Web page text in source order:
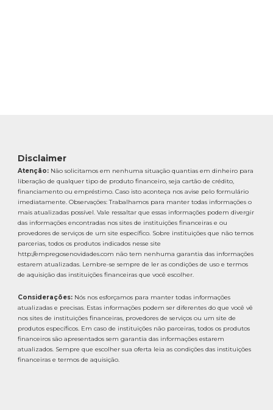
Disclaimer
Atenção: Não solicitamos em nenhuma situação quantias em dinheiro para
liberação de qualquer tipo de produto financeiro, seja cartão de crédito,
financiamento ou empréstimo. Caso isto aconteça nos avise pelo formulário
imediatamente. Observações: Trabalhamos para manter todas informações o
mais atualizadas possível. Vale ressaltar que essas informações podem divergir
das informações encontradas nos sites de instituições financeiras e ou
provedores de serviços de um site específico. Sobre instituições que não temos
parcerias, todos os produtos indicados nesse site
http://empregosenovidades.com não tem nenhuma garantia das informações
estarem atualizadas. Lembre-se sempre de ler as condições de uso e termos
de aquisição das instituições financeiras que você escolher.
Considerações: Nós nos esforçamos para manter todas informações
atualizadas e precisas. Estas informações podem ser diferentes do que você vê
nos sites de instituições financeiras, provedores de serviços ou um site de
produtos específicos. Em caso de instituições não parceiras, todos os produtos
financeiros são apresentados sem garantia das informações estarem
atualizados. Sempre que escolher sua oferta leia as condições das instituições
financeiras e termos de aquisição.